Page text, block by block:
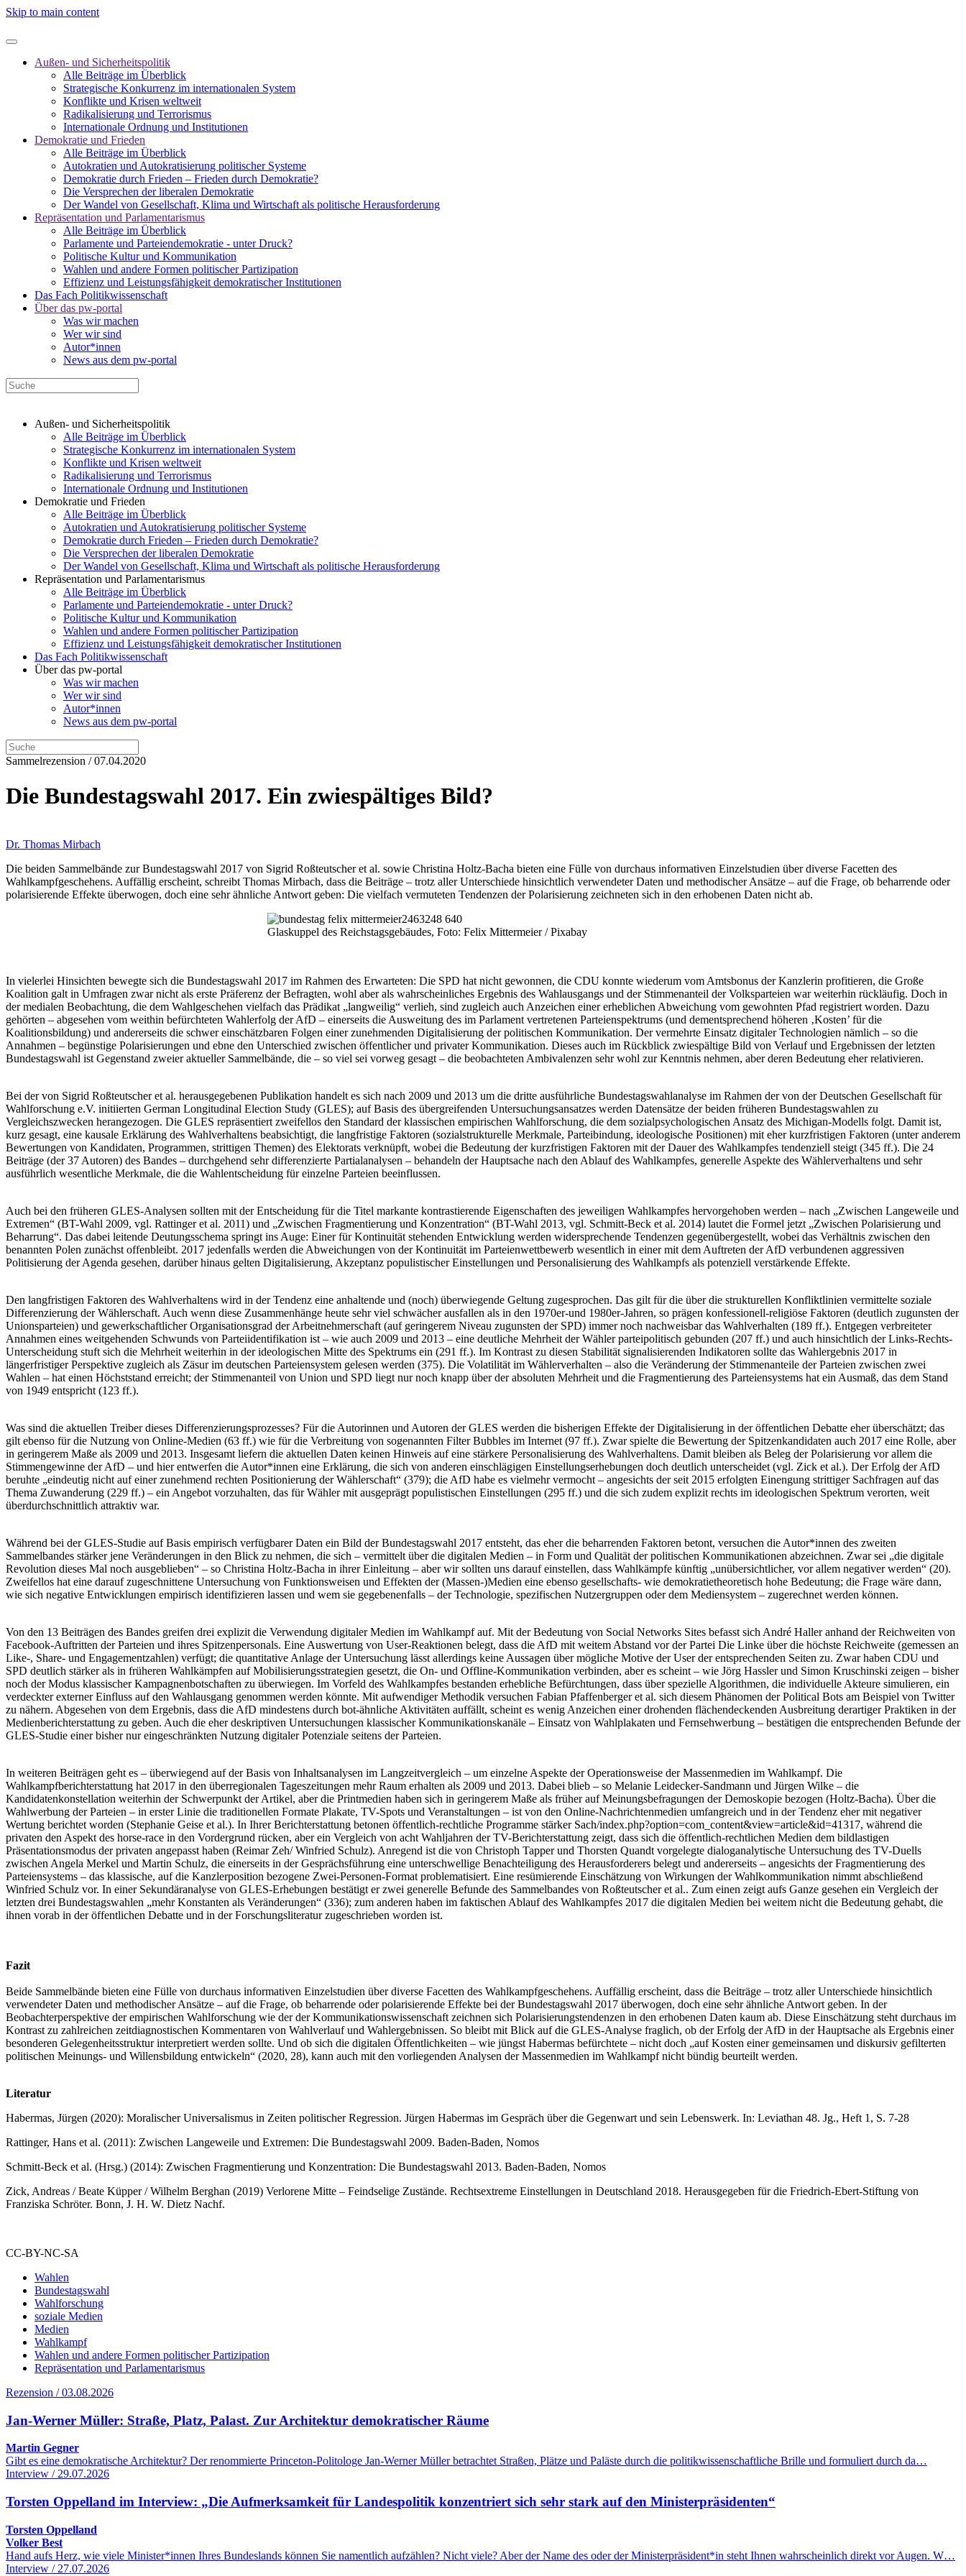
Skip to main content
Außen- und Sicherheitspolitik
Alle Beiträge im Überblick
Strategische Konkurrenz im internationalen System
Konflikte und Krisen weltweit
Radikalisierung und Terrorismus
Internationale Ordnung und Institutionen
Demokratie und Frieden
Alle Beiträge im Überblick
Autokratien und Autokratisierung politischer Systeme
Demokratie durch Frieden – Frieden durch Demokratie?
Die Versprechen der liberalen Demokratie
Der Wandel von Gesellschaft, Klima und Wirtschaft als politische Herausforderung
Repräsentation und Parlamentarismus
Alle Beiträge im Überblick
Parlamente und Parteiendemokratie - unter Druck?
Politische Kultur und Kommunikation
Wahlen und andere Formen politischer Partizipation
Effizienz und Leistungsfähigkeit demokratischer Institutionen
Das Fach Politikwissenschaft
Über das pw-portal
Was wir machen
Wer wir sind
Autor*innen
News aus dem pw-portal
Außen- und Sicherheitspolitik
Alle Beiträge im Überblick
Strategische Konkurrenz im internationalen System
Konflikte und Krisen weltweit
Radikalisierung und Terrorismus
Internationale Ordnung und Institutionen
Demokratie und Frieden
Alle Beiträge im Überblick
Autokratien und Autokratisierung politischer Systeme
Demokratie durch Frieden – Frieden durch Demokratie?
Die Versprechen der liberalen Demokratie
Der Wandel von Gesellschaft, Klima und Wirtschaft als politische Herausforderung
Repräsentation und Parlamentarismus
Alle Beiträge im Überblick
Parlamente und Parteiendemokratie - unter Druck?
Politische Kultur und Kommunikation
Wahlen und andere Formen politischer Partizipation
Effizienz und Leistungsfähigkeit demokratischer Institutionen
Das Fach Politikwissenschaft
Über das pw-portal
Was wir machen
Wer wir sind
Autor*innen
News aus dem pw-portal
Sammelrezension / 07.04.2020
Die Bundestagswahl 2017. Ein zwiespältiges Bild?
Dr. Thomas Mirbach
Die beiden Sammelbände zur Bundestagswahl 2017 von Sigrid Roßteutscher et al. sowie Christina Holtz-Bacha bieten eine Fülle von durchaus informativen Einzelstudien über diverse Facetten des
Wahlkampfgeschehens. Auffällig erscheint, schreibt Thomas Mirbach, dass die Beiträge – trotz aller Unterschiede hinsichtlich verwendeter Daten und methodischer Ansätze – auf die Frage, ob beharrende oder
polarisierende Effekte überwogen, doch eine sehr ähnliche Antwort geben: Die vielfach vermuteten Tendenzen der Polarisierung zeichneten sich in den erhobenen Daten nicht ab.
Glaskuppel des Reichstagsgebäudes, Foto: Felix Mittermeier / Pixabay
In vielerlei Hinsichten bewegte sich die Bundestagswahl 2017 im Rahmen des Erwarteten: Die SPD hat nicht gewonnen, die CDU konnte wiederum vom Amtsbonus der Kanzlerin profitieren, die Große
Koalition galt in Umfragen zwar nicht als erste Präferenz der Befragten, wohl aber als wahrscheinliches Ergebnis des Wahlausgangs und der Stimmenanteil der Volksparteien war weiterhin rückläufig. Doch in
der medialen Beobachtung, die dem Wahlgeschehen vielfach das Prädikat „langweilig“ verlieh, sind zugleich auch Anzeichen einer erheblichen Abweichung vom gewohnten Pfad registriert worden. Dazu
gehörten – abgesehen vom weithin befürchteten Wahlerfolg der AfD – einerseits die Ausweitung des im Parlament vertretenen Parteienspektrums (und dementsprechend höheren ‚Kosten’ für die
Koalitionsbildung) und andererseits die schwer einschätzbaren Folgen einer zunehmenden Digitalisierung der politischen Kommunikation. Der vermehrte Einsatz digitaler Technologien nämlich – so die
Annahmen – begünstige Polarisierungen und ebne den Unterschied zwischen öffentlicher und privater Kommunikation. Dieses auch im Rückblick zwiespältige Bild von Verlauf und Ergebnissen der letzten
Bundestagswahl ist Gegenstand zweier aktueller Sammelbände, die – so viel sei vorweg gesagt – die beobachteten Ambivalenzen sehr wohl zur Kenntnis nehmen, aber deren Bedeutung eher relativieren.
Bei der von Sigrid Roßteutscher et al. herausgegebenen Publikation handelt es sich nach 2009 und 2013 um die dritte ausführliche Bundestagswahlanalyse im Rahmen der von der Deutschen Gesellschaft für
Wahlforschung e.V. initiierten German Longitudinal Election Study (GLES); auf Basis des übergreifenden Untersuchungsansatzes werden Datensätze der beiden früheren Bundestagswahlen zu
Vergleichszwecken herangezogen. Die GLES repräsentiert zweifellos den Standard der klassischen empirischen Wahlforschung, die dem sozialpsychologischen Ansatz des Michigan-Modells folgt. Damit ist,
kurz gesagt, eine kausale Erklärung des Wahlverhaltens beabsichtigt, die langfristige Faktoren (sozialstrukturelle Merkmale, Parteibindung, ideologische Positionen) mit eher kurzfristigen Faktoren (unter anderem
Bewertungen von Kandidaten, Programmen, strittigen Themen) des Elektorats verknüpft, wobei die Bedeutung der kurzfristigen Faktoren mit der Dauer des Wahlkampfes tendenziell steigt (345 ff.). Die 24
Beiträge (der 37 Autoren) des Bandes – durchgehend sehr differenzierte Partialanalysen – behandeln der Hauptsache nach den Ablauf des Wahlkampfes, generelle Aspekte des Wählerverhaltens und sehr
ausführlich wesentliche Merkmale, die die Wahlentscheidung für einzelne Parteien beeinflussen.
Auch bei den früheren GLES-Analysen sollten mit der Entscheidung für die Titel markante kontrastierende Eigenschaften des jeweiligen Wahlkampfes hervorgehoben werden – nach „Zwischen Langeweile und
Extremen“ (BT-Wahl 2009, vgl. Rattinger et al. 2011) und „Zwischen Fragmentierung und Konzentration“ (BT-Wahl 2013, vgl. Schmitt-Beck et al. 2014) lautet die Formel jetzt „Zwischen Polarisierung und
Beharrung“. Das dabei leitende Deutungsschema springt ins Auge: Einer für Kontinuität stehenden Entwicklung werden widersprechende Tendenzen gegenübergestellt, wobei das Verhältnis zwischen den
benannten Polen zunächst offenbleibt. 2017 jedenfalls werden die Abweichungen von der Kontinuität im Parteienwettbewerb wesentlich in einer mit dem Auftreten der AfD verbundenen aggressiven
Politisierung der Agenda gesehen, darüber hinaus gelten Digitalisierung, Akzeptanz populistischer Einstellungen und Personalisierung des Wahlkampfs als potenziell verstärkende Effekte.
Den langfristigen Faktoren des Wahlverhaltens wird in der Tendenz eine anhaltende und (noch) überwiegende Geltung zugesprochen. Das gilt für die über die strukturellen Konfliktlinien vermittelte soziale
Differenzierung der Wählerschaft. Auch wenn diese Zusammenhänge heute sehr viel schwächer ausfallen als in den 1970er-und 1980er-Jahren, so prägen konfessionell-religiöse Faktoren (deutlich zugunsten der
Unionsparteien) und gewerkschaftlicher Organisationsgrad der Arbeitnehmerschaft (auf geringerem Niveau zugunsten der SPD) immer noch nachweisbar das Wahlverhalten (189 ff.). Entgegen verbreiteter
Annahmen eines weitgehenden Schwunds von Parteiidentifikation ist – wie auch 2009 und 2013 – eine deutliche Mehrheit der Wähler parteipolitisch gebunden (207 ff.) und auch hinsichtlich der Links-Rechts-
Unterscheidung stuft sich die Mehrheit weiterhin in der ideologischen Mitte des Spektrums ein (291 ff.). Im Kontrast zu diesen Stabilität signalisierenden Indikatoren sollte das Wahlergebnis 2017 in
längerfristiger Perspektive zugleich als Zäsur im deutschen Parteiensystem gelesen werden (375). Die Volatilität im Wählerverhalten – also die Veränderung der Stimmenanteile der Parteien zwischen zwei
Wahlen – hat einen Höchststand erreicht; der Stimmenanteil von Union und SPD liegt nur noch knapp über der absoluten Mehrheit und die Fragmentierung des Parteiensystems hat ein Ausmaß, das dem Stand
von 1949 entspricht (123 ff.).
Was sind die aktuellen Treiber dieses Differenzierungsprozesses? Für die Autorinnen und Autoren der GLES werden die bisherigen Effekte der Digitalisierung in der öffentlichen Debatte eher überschätzt; das
gilt ebenso für die Nutzung von Online-Medien (63 ff.) wie für die Verbreitung von sogenannten Filter Bubbles im Internet (97 ff.). Zwar spielte die Bewertung der Spitzenkandidaten auch 2017 eine Rolle, aber
in geringerem Maße als 2009 und 2013. Insgesamt liefern die aktuellen Daten keinen Hinweis auf eine stärkere Personalisierung des Wahlverhaltens. Damit bleiben als Beleg der Polarisierung vor allem die
Stimmengewinne der AfD – und hier entwerfen die Autor*innen eine Erklärung, die sich von anderen einschlägigen Einstellungserhebungen doch deutlich unterscheidet (vgl. Zick et al.). Der Erfolg der AfD
beruhte „eindeutig nicht auf einer zunehmend rechten Positionierung der Wählerschaft“ (379); die AfD habe es vielmehr vermocht – angesichts der seit 2015 erfolgten Einengung strittiger Sachfragen auf das
Thema Zuwanderung (229 ff.) – ein Angebot vorzuhalten, das für Wähler mit ausgeprägt populistischen Einstellungen (295 ff.) und die sich zudem explizit rechts im ideologischen Spektrum verorten, weit
überdurchschnittlich attraktiv war.
Während bei der GLES-Studie auf Basis empirisch verfügbarer Daten ein Bild der Bundestagswahl 2017 entsteht, das eher die beharrenden Faktoren betont, versuchen die Autor*innen des zweiten
Sammelbandes stärker jene Veränderungen in den Blick zu nehmen, die sich – vermittelt über die digitalen Medien – in Form und Qualität der politischen Kommunikationen abzeichnen. Zwar sei „die digitale
Revolution dieses Mal noch ausgeblieben“ – so Christina Holtz-Bacha in ihrer Einleitung – aber wir sollten uns darauf einstellen, dass Wahlkämpfe künftig „unübersichtlicher, vor allem negativer werden“ (20).
Zweifellos hat eine darauf zugeschnittene Untersuchung von Funktionsweisen und Effekten der (Massen-)Medien eine ebenso gesellschafts- wie demokratietheoretisch hohe Bedeutung; die Frage wäre dann,
wie sich negative Entwicklungen empirisch identifizieren lassen und wem sie gegebenenfalls – der Technologie, spezifischen Nutzergruppen oder dem Mediensystem – zugerechnet werden können.
Von den 13 Beiträgen des Bandes greifen drei explizit die Verwendung digitaler Medien im Wahlkampf auf. Mit der Bedeutung von Social Networks Sites befasst sich André Haller anhand der Reichweiten von
Facebook-Auftritten der Parteien und ihres Spitzenpersonals. Eine Auswertung von User-Reaktionen belegt, dass die AfD mit weitem Abstand vor der Partei Die Linke über die höchste Reichweite (gemessen an
Like-, Share- und Engagementzahlen) verfügt; die quantitative Anlage der Untersuchung lässt allerdings keine Aussagen über mögliche Motive der User der entsprechenden Seiten zu. Zwar haben CDU und
SPD deutlich stärker als in früheren Wahlkämpfen auf Mobilisierungsstrategien gesetzt, die On- und Offline-Kommunikation verbinden, aber es scheint – wie Jörg Hassler und Simon Kruschinski zeigen – bisher
noch der Modus klassischer Kampagnenbotschaften zu überwiegen. Im Vorfeld des Wahlkampfes bestanden erhebliche Befürchtungen, dass über spezielle Algorithmen, die individuelle Akteure simulieren, ein
verdeckter externer Einfluss auf den Wahlausgang genommen werden könnte. Mit aufwendiger Methodik versuchen Fabian Pfaffenberger et al. sich diesem Phänomen der Political Bots am Beispiel von Twitter
zu nähern. Abgesehen von dem Ergebnis, dass die AfD mindestens durch bot-ähnliche Aktivitäten auffällt, scheint es wenig Anzeichen einer drohenden flächendeckenden Ausbreitung derartiger Praktiken in der
Medienberichterstattung zu geben. Auch die eher deskriptiven Untersuchungen klassischer Kommunikationskanäle – Einsatz von Wahlplakaten und Fernsehwerbung – bestätigen die entsprechenden Befunde der
GLES-Studie einer bisher nur eingeschränkten Nutzung digitaler Potenziale seitens der Parteien.
In weiteren Beiträgen geht es – überwiegend auf der Basis von Inhaltsanalysen im Langzeitvergleich – um einzelne Aspekte der Operationsweise der Massenmedien im Wahlkampf. Die
Wahlkampfberichterstattung hat 2017 in den überregionalen Tageszeitungen mehr Raum erhalten als 2009 und 2013. Dabei blieb – so Melanie Leidecker-Sandmann und Jürgen Wilke – die
Kandidatenkonstellation weiterhin der Schwerpunkt der Artikel, aber die Printmedien haben sich in geringerem Maße als früher auf Meinungsbefragungen der Demoskopie bezogen (Holtz-Bacha). Über die
Wahlwerbung der Parteien – in erster Linie die traditionellen Formate Plakate, TV-Spots und Veranstaltungen – ist von den Online-Nachrichtenmedien umfangreich und in der Tendenz eher mit negativer
Wertung berichtet worden (Stephanie Geise et al.). In Ihrer Berichterstattung betonen öffentlich-rechtliche Programme stärker Sach/index.php?option=com_content&view=article&id=41317, während die
privaten den Aspekt des horse-race in den Vordergrund rücken, aber ein Vergleich von acht Wahljahren der TV-Berichterstattung zeigt, dass sich die öffentlich-rechtlichen Medien dem bildlastigen
Präsentationsmodus der privaten angepasst haben (Reimar Zeh/ Winfried Schulz). Anregend ist die von Christoph Tapper und Thorsten Quandt vorgelegte dialoganalytische Untersuchung des TV-Duells
zwischen Angela Merkel und Martin Schulz, die einerseits in der Gesprächsführung eine unterschwellige Benachteiligung des Herausforderers belegt und andererseits – angesichts der Fragmentierung des
Parteiensystems – das klassische, auf die Kanzlerposition bezogene Zwei-Personen-Format problematisiert. Eine resümierende Einschätzung von Wirkungen der Wahlkommunikation nimmt abschließend
Winfried Schulz vor. In einer Sekundäranalyse von GLES-Erhebungen bestätigt er zwei generelle Befunde des Sammelbandes von Roßteutscher et al.. Zum einen zeigt aufs Ganze gesehen ein Vergleich der
letzten drei Bundestagswahlen „mehr Konstanten als Veränderungen“ (336); zum anderen haben im faktischen Ablauf des Wahlkampfes 2017 die digitalen Medien bei weitem nicht die Bedeutung gehabt, die
ihnen vorab in der öffentlichen Debatte und in der Forschungsliteratur zugeschrieben worden ist.
Fazit
Beide Sammelbände bieten eine Fülle von durchaus informativen Einzelstudien über diverse Facetten des Wahlkampfgeschehens. Auffällig erscheint, dass die Beiträge – trotz aller Unterschiede hinsichtlich
verwendeter Daten und methodischer Ansätze – auf die Frage, ob beharrende oder polarisierende Effekte bei der Bundestagswahl 2017 überwogen, doch eine sehr ähnliche Antwort geben. In der
Beobachterperspektive der empirischen Wahlforschung wie der der Kommunikationswissenschaft zeichnen sich Polarisierungstendenzen in den erhobenen Daten kaum ab. Diese Einschätzung steht durchaus im
Kontrast zu zahlreichen zeitdiagnostischen Kommentaren von Wahlverlauf und Wahlergebnissen. So bleibt mit Blick auf die GLES-Analyse fraglich, ob der Erfolg der AfD in der Hauptsache als Ergebnis einer
besonderen Gelegenheitsstruktur interpretiert werden sollte. Und ob sich die digitalen Öffentlichkeiten – wie jüngst Habermas befürchtete – nicht doch „auf Kosten einer gemeinsamen und diskursiv gefilterten
politischen Meinungs- und Willensbildung entwickeln“ (2020, 28), kann auch mit den vorliegenden Analysen der Massenmedien im Wahlkampf nicht bündig beurteilt werden.
Literatur
Habermas, Jürgen (2020): Moralischer Universalismus in Zeiten politischer Regression. Jürgen Habermas im Gespräch über die Gegenwart und sein Lebenswerk. In: Leviathan 48. Jg., Heft 1, S. 7-28
Rattinger, Hans et al. (2011): Zwischen Langeweile und Extremen: Die Bundestagswahl 2009. Baden-Baden, Nomos
Schmitt-Beck et al. (Hrsg.) (2014): Zwischen Fragmentierung und Konzentration: Die Bundestagswahl 2013. Baden-Baden, Nomos
Zick, Andreas / Beate Küpper / Wilhelm Berghan (2019) Verlorene Mitte – Feindselige Zustände. Rechtsextreme Einstellungen in Deutschland 2018. Herausgegeben für die Friedrich-Ebert-Stiftung von
Franziska Schröter. Bonn, J. H. W. Dietz Nachf.
CC-BY-NC-SA
Wahlen
Bundestagswahl
Wahlforschung
soziale Medien
Medien
Wahlkampf
Wahlen und andere Formen politischer Partizipation
Repräsentation und Parlamentarismus
Rezension / 03.08.2026
Jan-Werner Müller: Straße, Platz, Palast. Zur Architektur demokratischer Räume
Martin Gegner
Gibt es eine demokratische Architektur? Der renommierte Princeton-Politologe Jan-Werner Müller betrachtet Straßen, Plätze und Paläste durch die politikwissenschaftliche Brille und formuliert durch da…
Interview / 29.07.2026
Torsten Oppelland im Interview: „Die Aufmerksamkeit für Landespolitik konzentriert sich sehr stark auf den Ministerpräsidenten“
Torsten Oppelland
Volker Best
Hand aufs Herz, wie viele Minister*innen Ihres Bundeslands können Sie namentlich aufzählen? Nicht viele? Aber der Name des oder der Ministerpräsident*in steht Ihnen wahrscheinlich direkt vor Augen. W…
Interview / 27.07.2026